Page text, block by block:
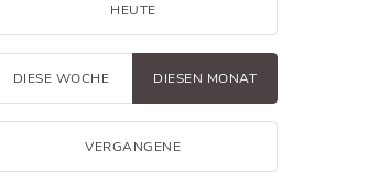
HEUTE
DIESE WOCHE DIESEN MONAT
VERGANGENE